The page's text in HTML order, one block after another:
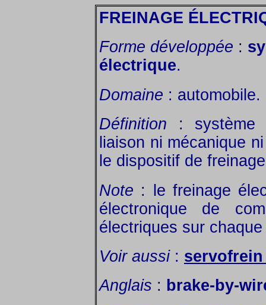
FREINAGE
Forme développée :
électrique.
Domaine : automobile.
Définition : système
liaison ni mécanique
le dispositif de
Note : le freinage
électronique de
électriques sur
Voir aussi:
Anglais : brake-by-